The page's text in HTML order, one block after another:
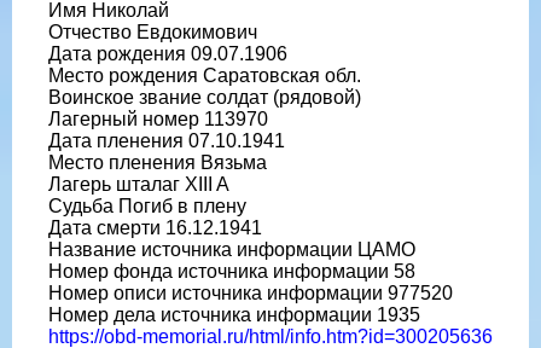
Имя Николай
Отчество Евдокимович
Дата рождения 09.07.1906
Место рождения Саратовская обл.
Воинское звание солдат (рядовой)
Лагерный номер 113970
Дата пленения 07.10.1941
Место пленения Вязьма
Лагерь шталаг XIII A
Судьба Погиб в плену
Дата смерти 16.12.1941
Название источника информации ЦАМО
Номер фонда источника информации 58
Номер описи источника информации 977520
Номер дела источника информации 1935
https://obd-memorial.ru/html/info.htm?id=300205636